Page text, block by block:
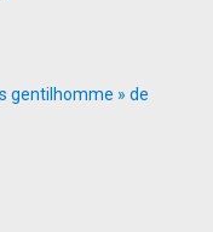
gentilhomme » de